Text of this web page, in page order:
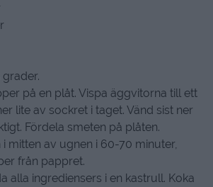
grader.
på en plåt. Vispa äggvitorna till ett
lite av sockret i taget. Vänd sist ner
Fördela smeten på plåten.
mitten av ugnen i 60-70 minuter,
från pappret.
alla ingrediensers i en kastrull. Koka